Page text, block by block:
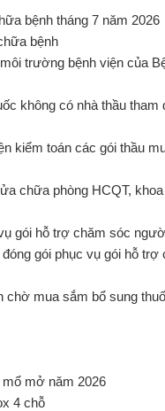
bệnh tháng 7 năm 2026
bệnh
trường bệnh viện của
không có nhà thầu tham
kiểm toán các gói thầu
chữa phòng HCQT,
gói hỗ trợ chăm sóc
gói phục vụ gói hỗ
chờ mua sắm bổ sung
mở năm 2026
4 chỗ